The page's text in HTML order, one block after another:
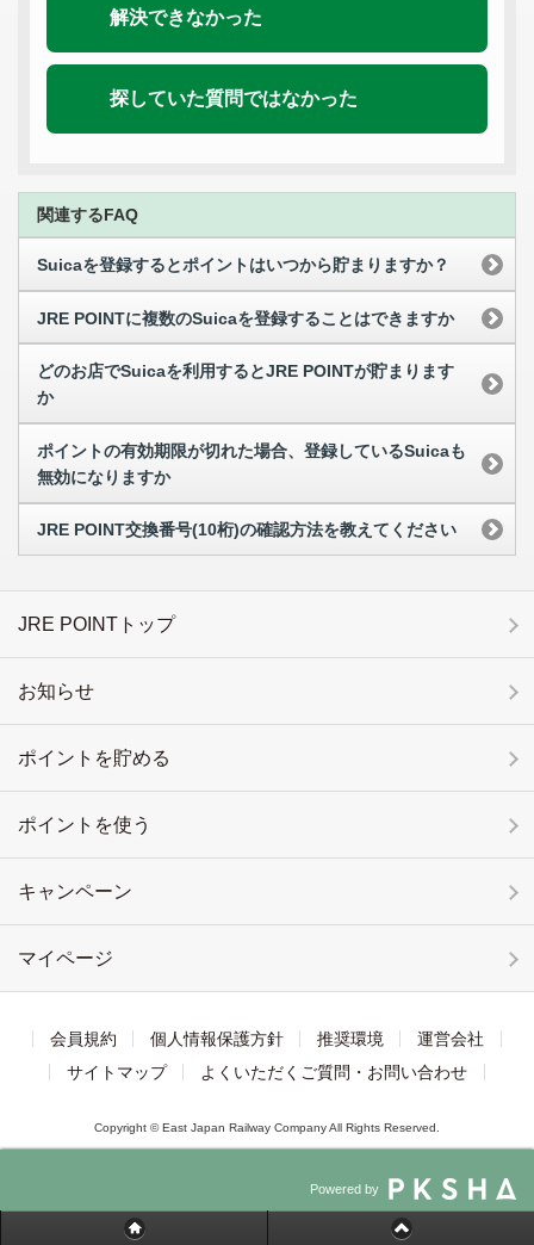
解決できなかった
探していた質問ではなかった
関連するFAQ
Suicaを登録するとポイントはいつから貯まりますか？
JRE POINTに複数のSuicaを登録することはできますか
どのお店でSuicaを利用するとJRE POINTが貯まります
か
ポイントの有効期限が切れた場合、登録しているSuicaも
無効になりますか
JRE POINT交換番号(10桁)の確認方法を教えてください
JRE POINTトップ
お知らせ
ポイントを貯める
ポイントを使う
キャンペーン
マイページ
会員規約 個人情報保護方針 推奨環境
運営会社
サイトマップ
よくいただくご質問・お問い合わせ
Copyright © East Japan Railway Company All Rights Reserved.
Powered by